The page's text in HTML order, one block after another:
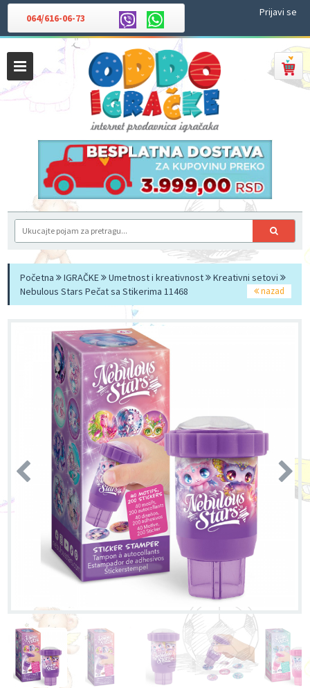
064/616-06-73 Prijavi se
Početna IGRAČKE Umetnost i kreativnost
Kreativni setovi
Nebulous Stars Pečat sa Stikerima 11468
nazad